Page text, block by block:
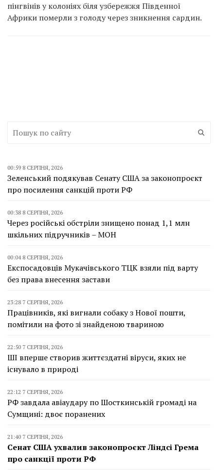
пінгвінів у колоніях біля узбережжя Південної
Африки померли з голоду через зникнення сардин.
00:59 8 СЕРПНЯ, 2026
Зеленський подякував Сенату США за законопроєкт
про посилення санкцій проти РФ
00:38 8 СЕРПНЯ, 2026
Через російські обстріли знищено понад 1,1 млн
шкільних підручників – МОН
00:04 8 СЕРПНЯ, 2026
Експосадовців Мукачівського ТЦК взяли під варту
без права внесення застави
23:28 7 СЕРПНЯ, 2026
Працівників, які вигнали собаку з Нової пошти,
помітили на фото зі знайденою твариною
22:50 7 СЕРПНЯ, 2026
ШІ вперше створив життєздатні віруси, яких не
існувало в природі
22:12 7 СЕРПНЯ, 2026
РФ завдала авіаудару по Шосткинській громаді на
Сумщині: двоє поранених
21:40 7 СЕРПНЯ, 2026
Сенат США ухвалив законопроєкт Ліндсі Грема
про санкції проти РФ